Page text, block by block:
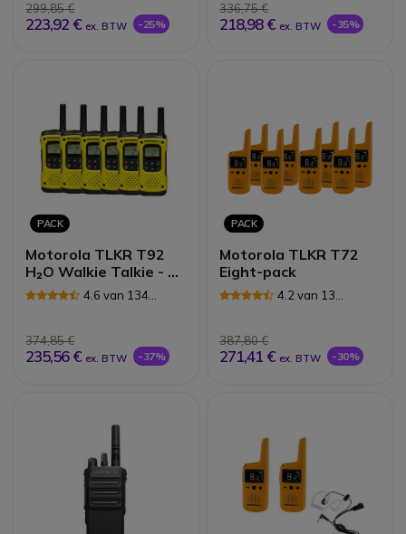
299,85 €
223,92 € ex. BTW -25%
336,75 €
218,98 € ex. BTW -35%
PACK
Motorola TLKR T92
H₂O Walkie Talkie - 6-
Pack
4.6 van 134
374,85 €
235,56 € ex. BTW -37%
PACK
Motorola TLKR T72
Eight-pack
4.2 van 13
387,80 €
271,41 € ex. BTW -30%